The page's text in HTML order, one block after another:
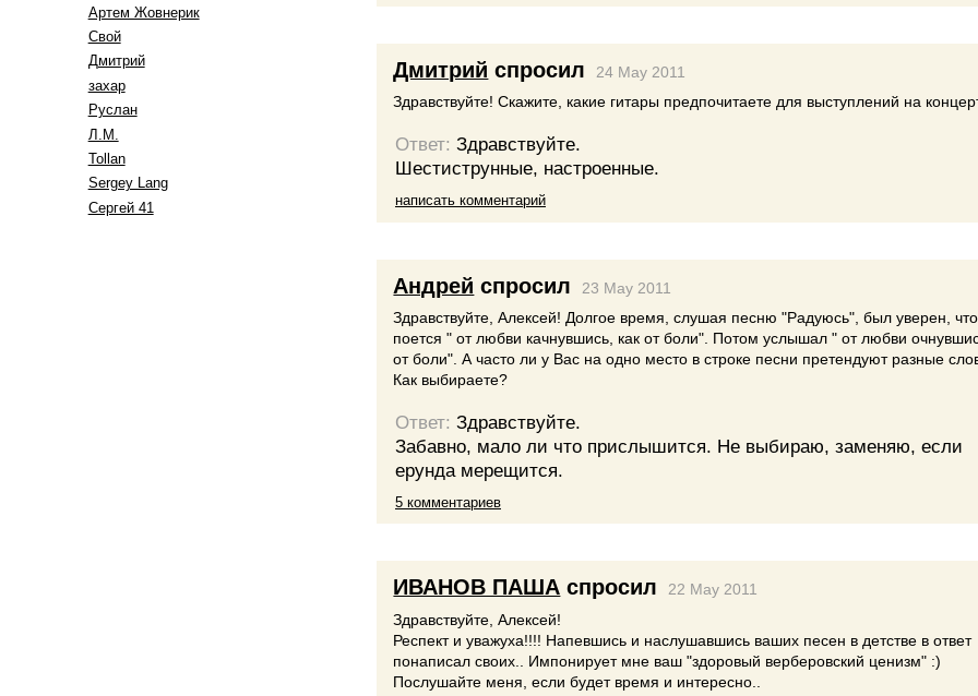
Артем Жовнерик
Свой
Дмитрий
захар
Руслан
Л.М.
Tollan
Sergey Lang
Сергей 41
Дмитрий спросил
24 May 2011
Здравствуйте! Скажите, какие гитары предпочитаете для выступлений на
Ответ: Здравствуйте.
Шестиструнные, настроенные.
написать комментарий
Андрей спросил
23 May 2011
Здравствуйте, Алексей! Долгое время, слушая песню "Радуюсь", был уверен, что
поется " от любви качнувшись, как от боли". Потом услышал " от любви
от боли". А часто ли у Вас на одно место в строке песни претендуют разные
Как выбираете?
Ответ: Здравствуйте.
Забавно, мало ли что прислышится. Не выбираю, заменяю, если
ерунда мерещится.
5 комментариев
ИВАНОВ ПАША спросил
22 May 2011
Здравствуйте, Алексей!
Респект и уважуха!!!! Напевшись и наслушавшись ваших песен в детстве в ответ
понаписал своих.. Импонирует мне ваш "здоровый верберовский ценизм" :)
Послушайте меня, если будет время и интересно..